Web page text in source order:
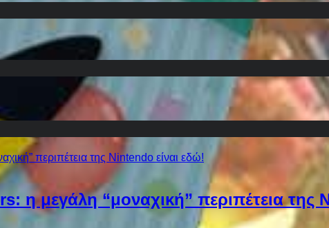
η μεγάλη “μοναχική” περιπέτεια της